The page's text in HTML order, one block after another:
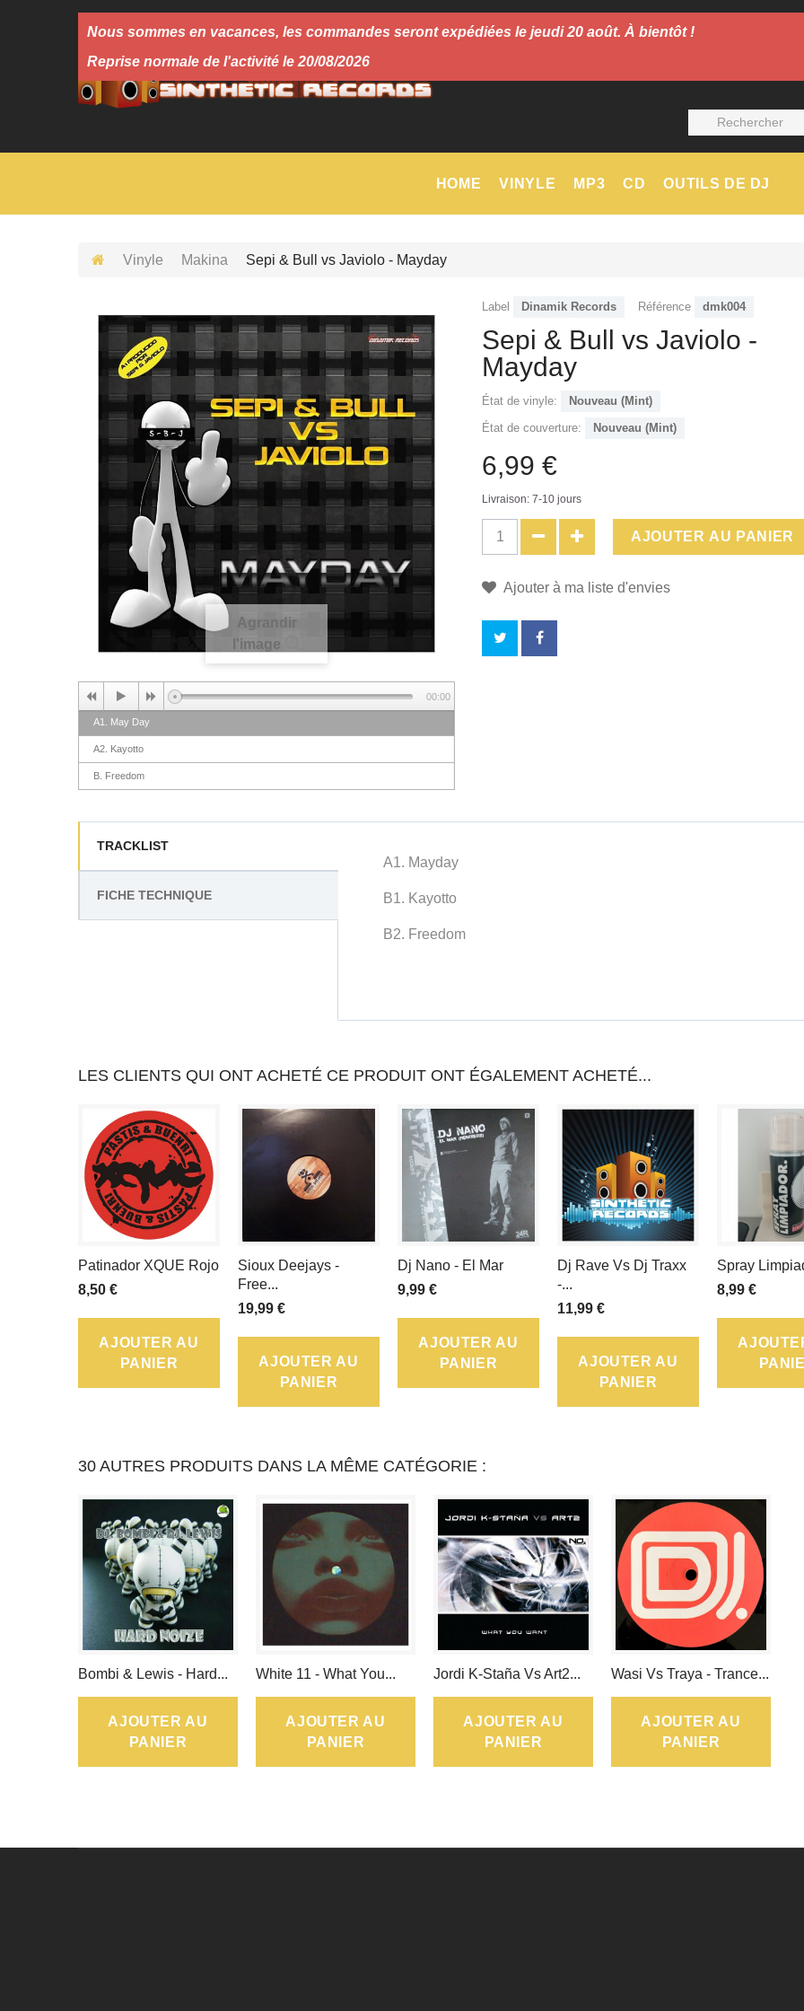
Nous sommes en vacances, les commandes seront expédiées le jeudi 20 août. À bientôt !
Reprise normale de l'activité le 20/08/2026
HOME VINYLE MP3 CD OUTILS DE DJ
Vinyle Makina Sepi & Bull vs Javiolo - Mayday
Agrandir
l'image
A1. May Day
A2. Kayotto
B. Freedom
00:00
Label Dinamik Records Référence dmk004
Sepi & Bull vs Javiolo -
Mayday
État de vinyle:
Nouveau (Mint)
État de couverture:
Nouveau (Mint)
6,99 €
Livraison: 7-10 jours
AJOUTER AU PANIER
Ajouter à ma liste d'envies
DE
PANIER
TOTALISERA
POINT
FIDÉLITÉ
POUVANT
TRANSFORMÉ(S)
DE
RÉDUCTION
DE
.
TRACKLIST
FICHE TECHNIQUE
A1. Mayday
B1. Kayotto
B2. Freedom
LES CLIENTS QUI ONT ACHETÉ CE PRODUIT ONT ÉGALEMENT ACHETÉ...
Patinador XQUE Rojo
8,50 €
AJOUTER AU
PANIER
Sioux Deejays -
Free...
19,99 €
AJOUTER AU
PANIER
Dj Nano - El Mar
9,99 €
AJOUTER AU
PANIER
Dj Rave Vs Dj Traxx
-...
11,99 €
AJOUTER AU
PANIER
Spray
8,99 €
30 AUTRES PRODUITS DANS LA MÊME CATÉGORIE :
Bombi & Lewis - Hard...
AJOUTER AU
PANIER
White 11 - What You...
AJOUTER AU
PANIER
Jordi K-Staña Vs Art2...
AJOUTER AU
PANIER
Wasi Vs Traya - Trance...
AJOUTER AU
PANIER